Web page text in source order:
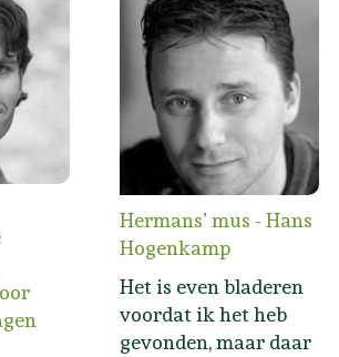
Hermans’ mus - Hans
Hogenkamp
Het is even bladeren
voordat ik het heb
gevonden, maar daar